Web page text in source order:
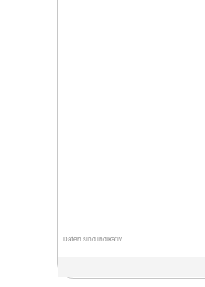
Daten sind indikativ